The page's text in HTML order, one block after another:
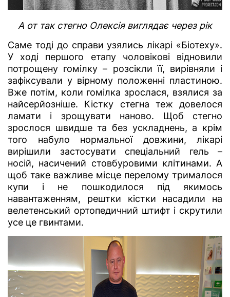
А от так стегно Олексія виглядає через рік
Саме тоді до справи узялись лікарі «Біотеху».
У ході першого етапу чоловікові відновили
потрощену гомілку – розсікли її, вирівняли і
зафіксували у вірному положенні пластиною.
Вже потім, коли гомілка зрослася, взялися за
найсерйозніше. Кістку стегна теж довелося
ламати і зрощувати наново. Щоб стегно
зрослося швидше та без ускладнень, а крім
того набуло нормальної довжини, лікарі
вирішили застосувати спеціальний гель –
носій, насичений стовбуровими клітинами. А
щоб таке важливе місце перелому трималося
купи і не пошкодилося під якимось
навантаженням, рештки кістки насадили на
велетенський ортопедичний штифт і скрутили
усе це гвинтами.